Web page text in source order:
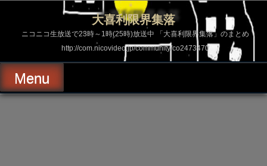
ス
ッ
プ
大喜利限界集落
ニコニコ生放送で23時～1時(25時)放送中 「大喜利限界集落」のまとめ
http://com.nicovideo.jp/community/co2473470
Menu